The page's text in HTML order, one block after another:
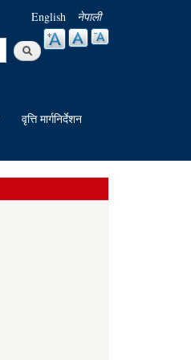
English नेपाली
वृत्ति मार्गनिर्देशन